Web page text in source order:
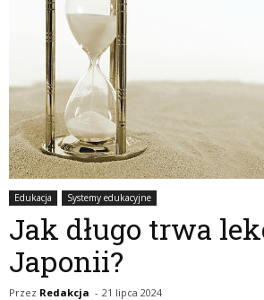
Edukacja Systemy edukacyjne
Jak długo trwa
Japonii?
Przez Redakcja - 21 lipca 2024